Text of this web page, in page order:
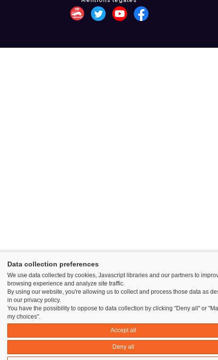
Data collection preferences
We use data collected by cookies, Javascript libraries and our partners to
browsing experience and analyze site traffic.
By using our website, you're allowing us to collect and process those data as
in our privacy policy.
You have the possibility to oppose to data collection by clicking "Deny all" or
my choices".
Accept all
Deny all